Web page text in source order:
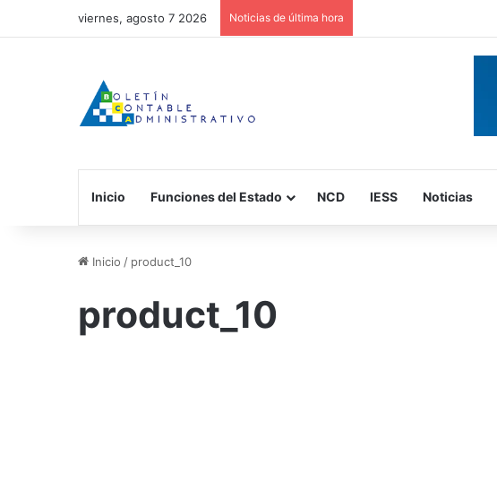
viernes, agosto 7 2026 Noticias de última hora
Inicio Funciones del Estado NCD IESS Noticias
Inicio / product_10
product_10